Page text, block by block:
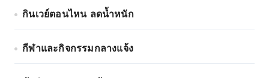
กินเวย์ตอนไหน ลดน้ำหนัก
กีฬาและกิจกรรมกลางแจ้ง